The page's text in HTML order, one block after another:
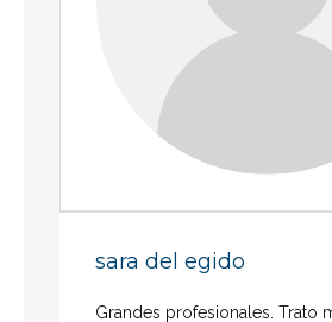
sara del egido
Grandes profesionales. Trato